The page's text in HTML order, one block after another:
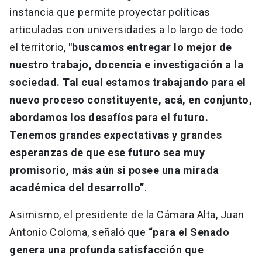
instancia que permite proyectar políticas
articuladas con universidades a lo largo de todo
el territorio, "buscamos entregar lo mejor de
nuestro trabajo, docencia e investigación a la
sociedad. Tal cual estamos trabajando para el
nuevo proceso constituyente, acá, en conjunto,
abordamos los desafíos para el futuro.
Tenemos grandes expectativas y grandes
esperanzas de que ese futuro sea muy
promisorio, más aún si posee una mirada
académica del desarrollo”.
Asimismo, el presidente de la Cámara Alta, Juan
Antonio Coloma, señaló que “para el Senado
genera una profunda satisfacción que